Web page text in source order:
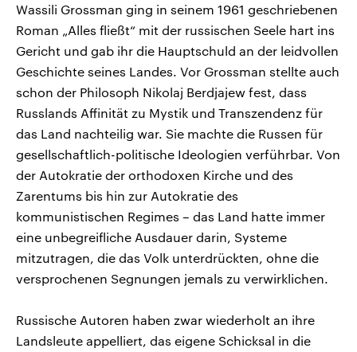
Wassili Grossman ging in seinem 1961 geschriebenen
Roman „Alles fließt“ mit der russischen Seele hart ins
Gericht und gab ihr die Hauptschuld an der leidvollen
Geschichte seines Landes. Vor Grossman stellte auch
schon der Philosoph Nikolaj Berdjajew fest, dass
Russlands Affinität zu Mystik und Transzendenz für
das Land nachteilig war. Sie machte die Russen für
gesellschaftlich-politische Ideologien verführbar. Von
der Autokratie der orthodoxen Kirche und des
Zarentums bis hin zur Autokratie des
kommunistischen Regimes – das Land hatte immer
eine unbegreifliche Ausdauer darin, Systeme
mitzutragen, die das Volk unterdrückten, ohne die
versprochenen Segnungen jemals zu verwirklichen.
Russische Autoren haben zwar wiederholt an ihre
Landsleute appelliert, das eigene Schicksal in die